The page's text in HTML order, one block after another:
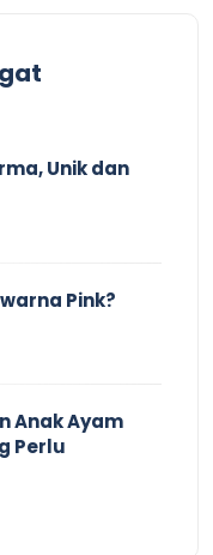
Unik dan
Pink?
Anak Ayam
Perlu